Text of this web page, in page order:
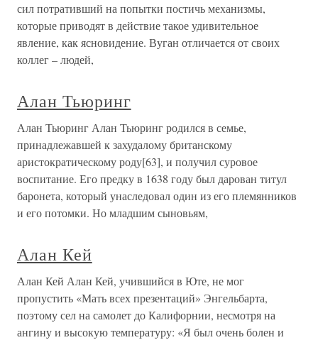
сил потративший на попытки постичь механизмы,
которые приводят в действие такое удивительное
явление, как ясновидение. Вуган отличается от своих
коллег – людей,
Алан Тьюринг
Алан Тьюринг Алан Тьюринг родился в семье,
принадлежавшей к захудалому британскому
аристократическому роду[63], и получил суровое
воспитание. Его предку в 1638 году был дарован титул
баронета, который унаследовал один из его племянников
и его потомки. Но младшим сыновьям,
Алан Кей
Алан Кей Алан Кей, учившийся в Юте, не мог
пропустить «Мать всех презентаций» Энгельбарта,
поэтому сел на самолет до Калифорнии, несмотря на
ангину и высокую температуру: «Я был очень болен и